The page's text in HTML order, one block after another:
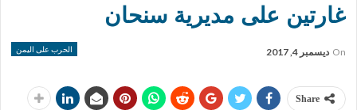
غارتين على مديرية سنحان
الحرب على اليمن On ديسمبر 4, 2017
Share